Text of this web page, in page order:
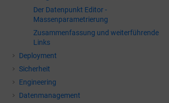
Der Datenpunkt Editor -
Massenparametrierung
Zusammenfassung und weiterführende
Links
Deployment
Sicherheit
Engineering
Datenmanagement